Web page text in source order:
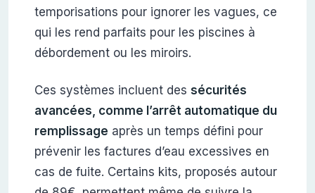
temporisations pour ignorer les vagues, ce
qui les rend parfaits pour les piscines à
débordement ou les miroirs.
Ces systèmes incluent des sécurités
avancées, comme l’arrêt automatique du
remplissage après un temps défini pour
prévenir les factures d’eau excessives en
cas de fuite. Certains kits, proposés autour